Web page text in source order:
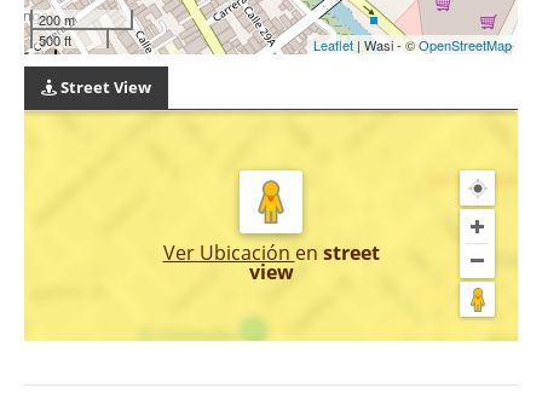
200 m
500 ft
Leaflet| Wasi - ©OpenStreetMap
Street View
Ver Ubicación en street
view